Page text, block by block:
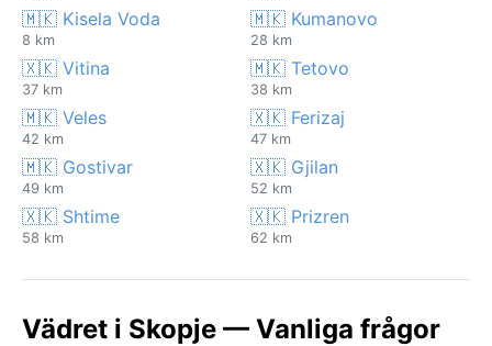
🇲🇰 Kisela Voda
8 km
🇲🇰 Kumanovo
28 km
🇽🇰 Vitina
37 km
🇲🇰 Tetovo
38 km
🇲🇰 Veles
42 km
🇽🇰 Ferizaj
47 km
🇲🇰 Gostivar
49 km
🇽🇰 Gjilan
52 km
🇽🇰 Shtime
58 km
🇽🇰 Prizren
62 km
Vädret i Skopje — Vanliga frågor